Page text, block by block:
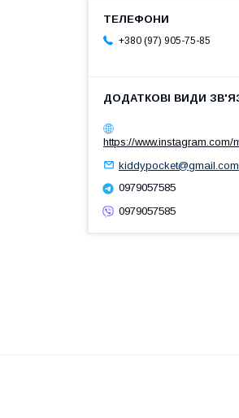
+380 (97) 905-75-85
https://www.instagram.com/
kiddypocket@gmail.com
0979057585
0979057585